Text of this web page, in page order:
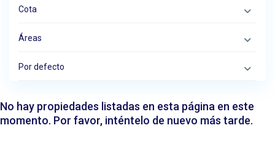
Cota
Áreas
Por defecto
No hay propiedades listadas en esta página en este
momento. Por favor, inténtelo de nuevo más tarde.